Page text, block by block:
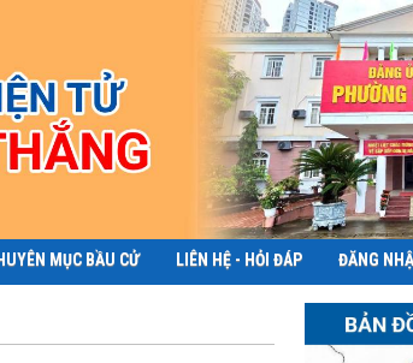
MỤC BẦU CỬ LIÊN HỆ - HỎI ĐÁP ĐĂNG